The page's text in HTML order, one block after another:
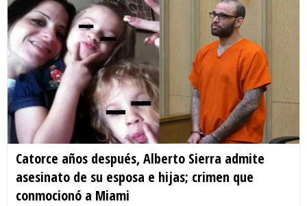
Catorce años después, Alberto Sierra admite
asesinato de su esposa e hijas; crimen que
conmocionó a Miami